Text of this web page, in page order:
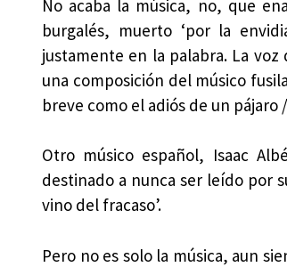
No acaba la música, no, que
burgalés, muerto ‘por la
justamente en la palabra. La voz
una composición del músico
breve como el adiós de un pájaro
Otro músico español, Isaac
destinado a nunca ser leído por
vino del fracaso’.
Pero no es solo la música, aun